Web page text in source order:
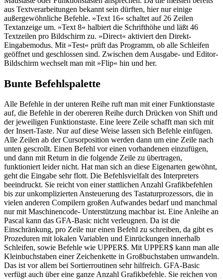
aus Textverarbeitungen bekannt sein dürften, hier nur einige
außergewöhnliche Befehle. »Text 16« schaltet auf 26 Zeilen
Textanzeige um. »Text 8« halbiert die Schrifthöhe und läßt 46
Textzeilen pro Bildschirm zu. »Direct« aktiviert den Direkt-
Eingabemodus. Mit »Test« prüft das Programm, ob alle Schleifen
geöffnet und geschlossen sind. Zwischen dem Ausgabe- und Editor-
Bildschirm wechselt man mit »Flip« hin und her.
Bunte Befehlspalette
Alle Befehle in der unteren Reihe ruft man mit einer Funktionstaste
auf, die Befehle in der obereren Reihe durch Drücken von Shift und
der jeweiligen Funktionstaste. Eine leere Zeile schafft man sich mit
der Insert-Taste. Nur auf diese Weise lassen sich Befehle einfügen.
Alle Zeilen ab der Cursorposition werden dann um eine Zeile nach
unten gescrollt. Einen Befehl vor einen vorhandenen einzufügen,
und dann mit Return in die folgende Zeile zu übertragen,
funktioniert leider nicht. Hat man sich an diese Eigenarten gewöhnt,
geht die Eingabe sehr flott. Die Befehlsvielfalt des Interpreters
beeindruckt. Sie reicht von einer stattlichen Anzahl Grafikbefehlen
bis zur unkomplizierten Ansteuerung des Tastaturprozessors, die in
vielen anderen Compilern großen Aufwandes bedarf und manchmal
nur mit Maschinencode- Unterstützung machbar ist. Eine Anleihe an
Pascal kann das GFA-Basic nicht verleugnen. Da ist die
Einschränkung, pro Zeile nur einen Befehl zu schreiben, da gibt es
Prozeduren mit lokalen Variablen und Einrückungen innerhalb
Schleifen, sowie Befehle wie UPPER$. Mit UPPER$ kann man alle
Kleinbuchstaben einer Zeichenkette in Großbuchstaben umwandeln.
Das ist vor allem bei Sortierroutinen sehr hilfreich. GFA-Basic
verfügt auch über eine ganze Anzahl Grafikbefehle. Sie reichen von